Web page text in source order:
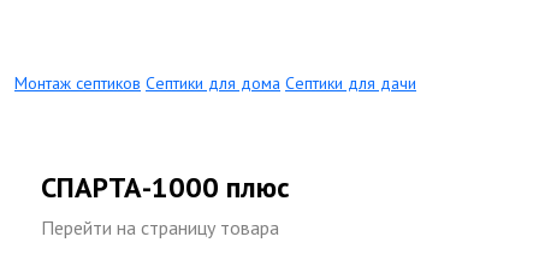
Монтаж септиков Септики для дома Септики для дачи
СПАРТА-1000 плюс
Перейти на страницу товара